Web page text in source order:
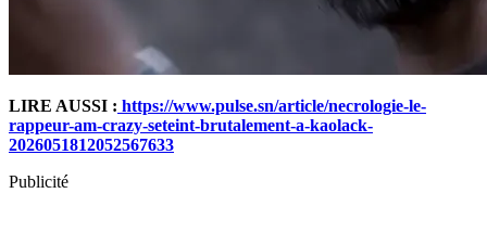
LIRE AUSSI : https://www.pulse.sn/article/necrologie-le-
rappeur-am-crazy-seteint-brutalement-a-kaolack-
2026051812052567633
Publicité